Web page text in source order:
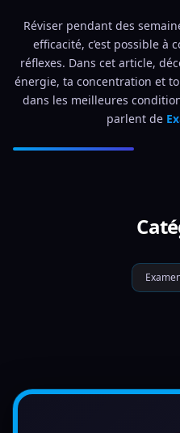
Réviser pendant des
efficacité, c’est possible à
réflexes. Dans cet article,
énergie, ta concentration et
dans les meilleures
parlent de